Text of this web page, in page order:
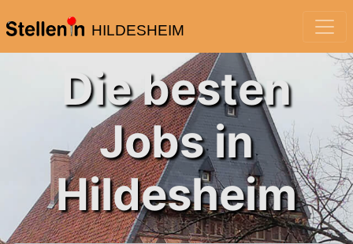
HILDESHEIM
Die besten
Jobs in
Hildesheim